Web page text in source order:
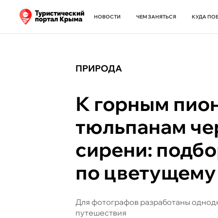
НОВОСТИ ЧЕМ ЗАНЯТЬСЯ КУДА
ПРИРОДА
К горным
тюльпанам
сирени:
по
Для фотографов разработаны
путешествия